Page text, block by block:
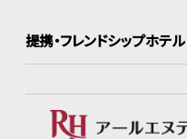
提携・フレンドシップホテル